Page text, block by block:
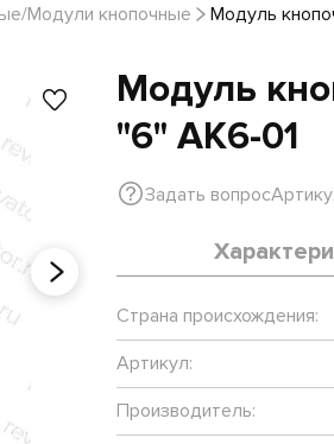
Модули кнопочные Модуль
Модуль
"6" АК6-01
Задать вопрос
Страна происхождения:
Артикул:
Производитель: